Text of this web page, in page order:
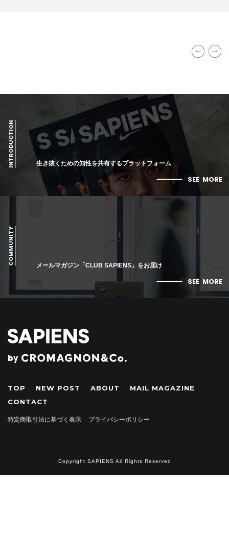
INTRODUCTION 生き抜くための知性を共有するプラットフォーム
SEE MORE
COMMUNITY メールマガジン「CLUB SAPIENS」をお届け
SEE MORE
by
TOP NEW POST ABOUT
MAIL MAGAZINE
CONTACT
特定商取引法に基づく表示 プライバシーポリシー
Copyright SAPIENS All Rights Reserved